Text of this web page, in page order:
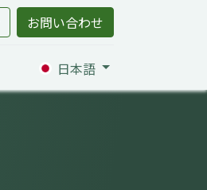
お問い合わせ
日本語